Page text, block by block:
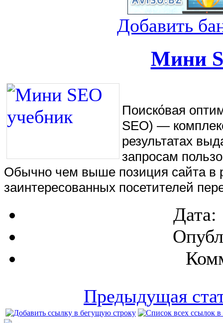
Добавить
Мини
Поиско́вая
SEO) —
результатах
запросам
Обычно чем выше позиция сайта в
заинтересованных посетителей
Дата:
Предыдущая